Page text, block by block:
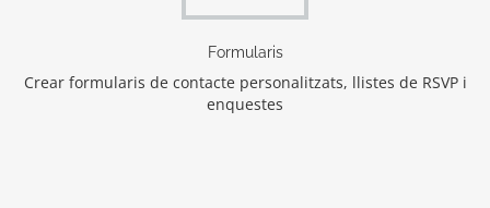
Formularis
Crear formularis de contacte personalitzats, llistes de RSVP i
enquestes